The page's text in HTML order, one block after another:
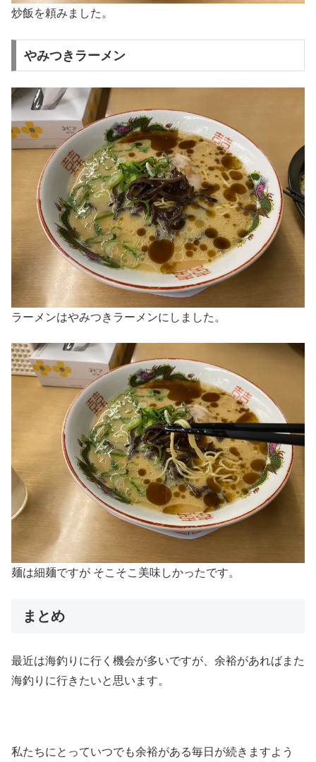
炒飯を頼みました。
やみつきラーメン
ラーメンはやみつきラーメンにしました。
麺は細麺ですが そこそこ美味しかったです。
まとめ
最近は海釣りに行く機会が多いですが、余裕があればまた
海釣りに行きたいと思います。
私たちにとっていつでも余裕がある毎日が続きますよう